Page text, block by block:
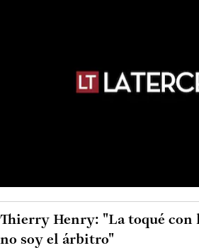
Thierry Henry: "La toqué con
no soy el árbitro"